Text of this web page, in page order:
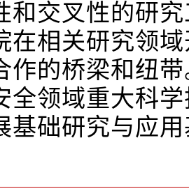
和交叉性的研
在相关研究领
作的桥梁和纽
全领域重大科
基础研究与应